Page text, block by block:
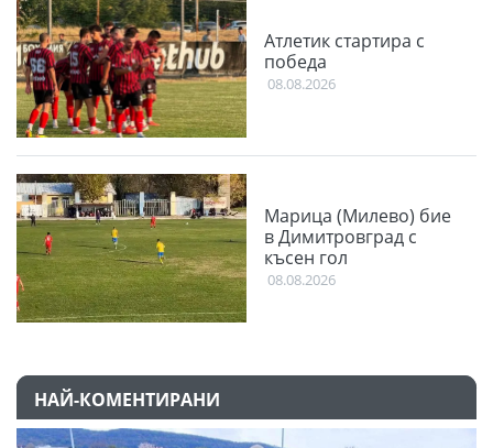
Атлетик стартира с
победа
08.08.2026
Марица (Милево) бие
в Димитровград с
късен гол
08.08.2026
НАЙ-КОМЕНТИРАНИ